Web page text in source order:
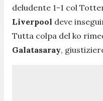
deludente 1-1 col
Liverpool deve
Tutta colpa del ko
Galatasaray,